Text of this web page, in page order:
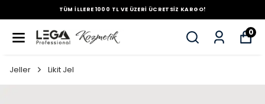
TÜM İLLERE 1000 TL VE ÜZERİ ÜCRETSİZ KARGO!
0
Jeller Likit Jel